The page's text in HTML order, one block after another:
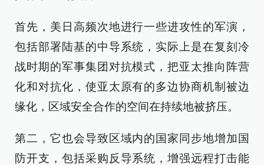
首先，美日高频次地进行一些进攻性的军演，
包括部署陆基的中导系统，实际上是在复刻冷
战时期的军事集团对抗模式，把亚太推向阵营
化和对抗化，使亚太原有的多边协商机制被边
缘化，区域安全合作的空间在持续地被挤压。
第二，它也会导致区域内的国家同步地增加国
防开支，包括采购反导系统，增强远程打击能